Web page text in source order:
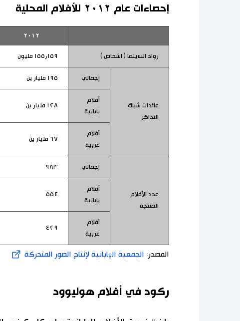
إحصاءات عام ٢٠١٢ للأفلام المحلية
٢٠١٢
رواد السينما ( اشخاص ) ١٥٥٫١٥٩ مليون
عائدات شباك
التذاكر
إجمالي ١٩٥ مليار ين
أفلام
يابانية
١٢٨ مليار ين
أفلام
غربية
٦٧ مليار ين
عدد الأفلام
المنتجة
إجمالي ٩٨٣
أفلام
يابانية
٥٥٤
أفلام
غربية
٤٢٩
المصدر: الجمعية اليابانية لإنتاج الصور المتحركة
ركود في أفلام هوليوود